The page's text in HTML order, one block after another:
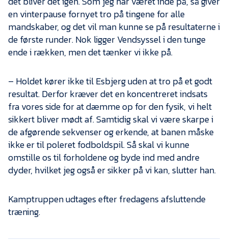
en vinterpause fornyet tro på tingene for alle
mandskaber, og det vil man kunne se på resultaterne i
de første runder. Nok ligger Vendsyssel i den tunge
ende i rækken, men det tænker vi ikke på.
– Holdet kører ikke til Esbjerg uden at tro på et godt
resultat. Derfor kræver det en koncentreret indsats
fra vores side for at dæmme op for den fysik, vi helt
sikkert bliver mødt af. Samtidig skal vi være skarpe i
de afgørende sekvenser og erkende, at banen måske
ikke er til poleret fodboldspil. Så skal vi kunne
omstille os til forholdene og byde ind med andre
dyder, hvilket jeg også er sikker på vi kan, slutter han.
Kamptruppen udtages efter fredagens afsluttende
træning.